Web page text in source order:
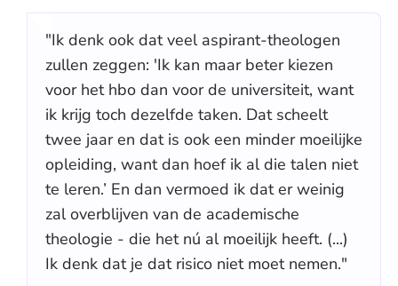
"Ik denk ook dat veel aspirant-theologen
zullen zeggen: 'Ik kan maar beter kiezen
voor het hbo dan voor de universiteit, want
ik krijg toch dezelfde taken. Dat scheelt
twee jaar en dat is ook een minder moeilijke
opleiding, want dan hoef ik al die talen niet
te leren.’ En dan vermoed ik dat er weinig
zal overblijven van de academische
theologie - die het nú al moeilijk heeft. (...)
Ik denk dat je dat risico niet moet nemen."